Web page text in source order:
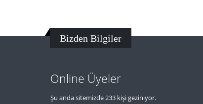
Bizden Bilgiler
Online Üyeler
Şu anda sitemizde 233 kişi geziniyor.